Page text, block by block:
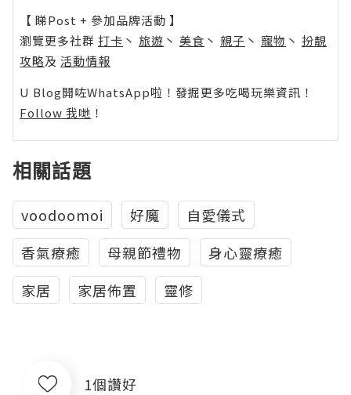
【 睇Post + 參加品牌活動 】
瀏覽更多社群 打卡 丶 旅遊 丶 美食 丶 親子 丶 寵物 丶 扮靚
攻略及 活動情報
U Blog開咗WhatsApp啦！發掘更多吃喝玩樂資訊！
Follow 我哋 ！
相關話題
voodoomoi 好魔
自愛儀式
香氣療癒
母親節禮物
身心靈療癒
家居
家居佈置 靈修
1個讚好